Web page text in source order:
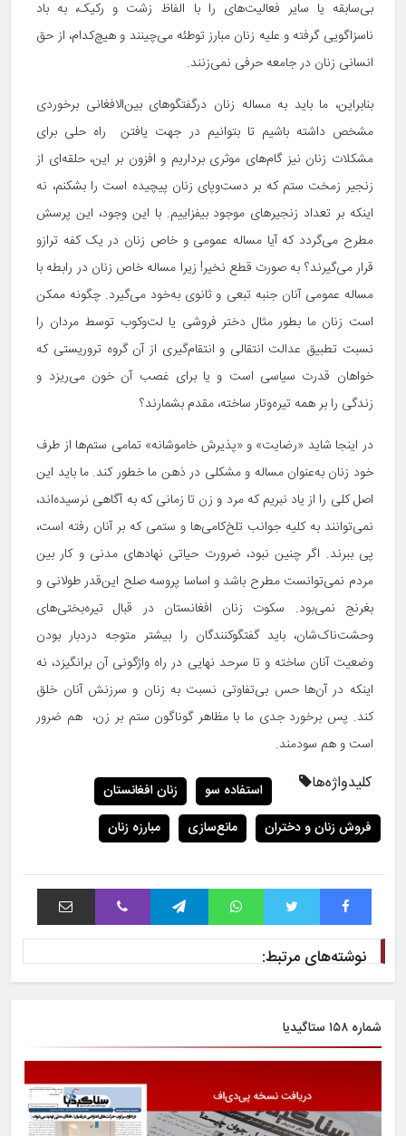
بی‌سابقه یا سایر فعالیت‌های را با الفاظ زشت و رکیک، به باد
ناسزاگویی گرفته و علیه زنان مبارز توطئه می‌چینند و هیچ‌کدام، از حق
انسانی زنان در جامعه حرفی نمی‌زنند.
بنابراین، ما باید به مساله زنان درگفتگوهای بین‌الافغانی برخوردی
مشخص داشته باشیم تا بتوانیم در جهت یافتن راه حلی برای
مشکلات زنان نیز گام‌های موثری برداریم و افزون بر این، حلقه‌ای از
زنجیر زمخت ستم که بر دست‌وپای زنان پیچیده است را بشکنم، نه
اینکه بر تعداد زنجیرهای موجود بیفزاییم. با این وجود، این پرسش
مطرح می‌گردد که آیا مساله عمومی و خاص زنان در یک کفه ترازو
قرار می‌گیرند؟ به صورت قطع نخیر! زیرا مساله خاص زنان در رابطه با
مساله عمومی آنان جنبه تبعی و ثانوی به‌خود می‌گیرد. چگونه ممکن
است زنان ما بطور مثال دختر فروشی یا لت‌وکوب توسط مردان را
نسبت تطبیق عدالت انتقالی و انتقام‌گیری از آن گروه تروریستی که
خواهان قدرت سیاسی است و یا برای غصب آن خون می‌ریزد و
زندگی را بر همه تیره‌وتار ساخته، مقدم بشمارند؟
در اینجا شاید «رضایت» و «پذیرش خاموشانه» تمامی ستم‌ها از طرف
خود زنان به‌عنوان مساله و مشکلی در ذهن ما خطور کند. ما باید این
اصل کلی را از یاد نبریم که مرد و زن تا زمانی که به آگاهی نرسیده‌اند،
نمی‌توانند به کلیه جوانب تلخ‌کامی‌ها و ستمی که بر آنان رفته است،
پی ببرند. اگر چنین نبود، ضرورت حیاتی نهادهای مدنی و کار بین
مردم نمی‌توانست مطرح باشد و اساسا پروسه صلح این‌قدر طولانی و
بغرنج نمی‌بود. سکوت زنان افغانستان در قبال تیره‌بختی‌های
وحشت‌ناک‌شان، باید گفتگوکنندگان را بیشتر متوجه دردبار بودن
وضعیت آنان ساخته و تا سرحد نهایی در راه واژگونی آن برانگیزد، نه
اینکه در آن‌ها حس بی‌تفاوتی نسبت به زنان و سرزنش آنان خلق
کند. پس برخورد جدی ما با مظاهر گوناگون ستم بر زن، هم ضرور
است و هم سودمند.
کلیدواژه‌ها استفاده سو
زنان افغانستان
فروش زنان و دختران
مانع‌سازی مبارزه زنان
فیس بوک توییتر واتس آپ تلگرام وایبر اشتراک با ایمیل
نوشته‌های مرتبط:
شماره ۱۵۸ ستاگیدیا